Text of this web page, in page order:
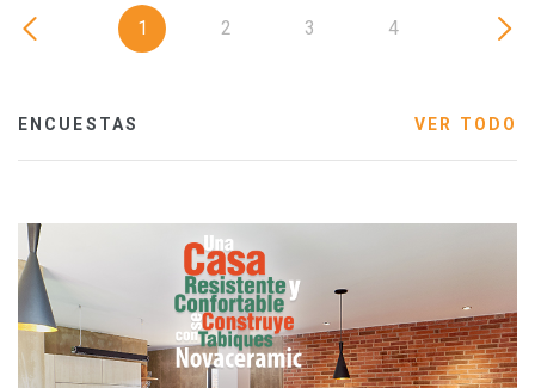
1 2 3 4
ENCUESTAS VER TODO